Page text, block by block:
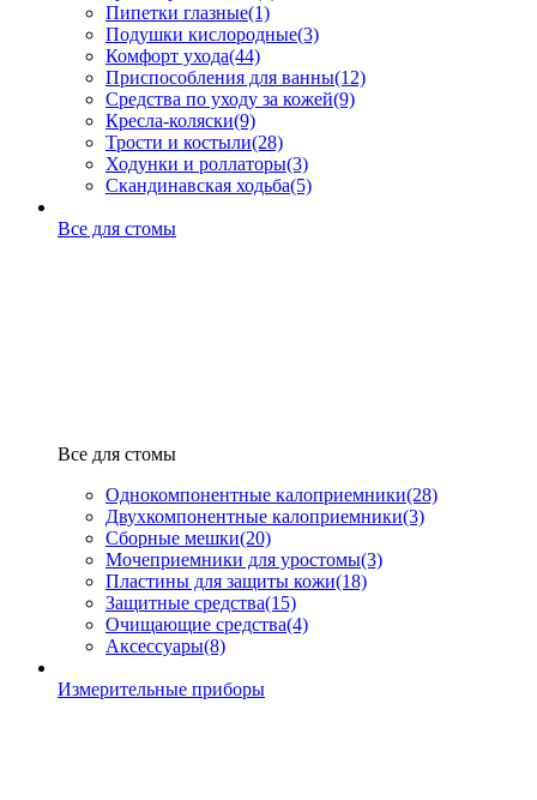
Пипетки глазные(1)
Подушки кислородные(3)
Комфорт ухода(44)
Приспособления для ванны(12)
Средства по уходу за кожей(9)
Кресла-коляски(9)
Трости и костыли(28)
Ходунки и роллаторы(3)
Скандинавская ходьба(5)
Все для стомы
Все для стомы
Однокомпонентные калоприемники(28)
Двухкомпонентные калоприемники(3)
Сборные мешки(20)
Мочеприемники для уростомы(3)
Пластины для защиты кожи(18)
Защитные средства(15)
Очищающие средства(4)
Аксессуары(8)
Измерительные приборы